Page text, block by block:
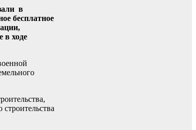
в
бесплатное
в ходе